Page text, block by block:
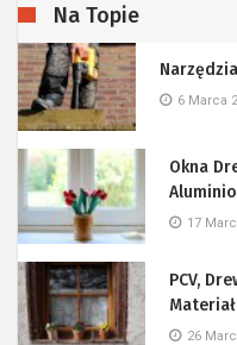
Na Topie
6 Marca
Okna
17
PCV,
26